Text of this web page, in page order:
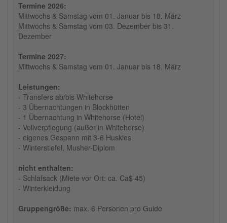
Termine 2026:
Mittwochs & Samstag vom 01. Januar bis 18. März
Mittwochs & Samstag vom 03. Dezember bis 31.
Dezember
Termine 2027:
Mittwochs & Samstag vom 01. Januar bis 18. März
Leistungen:
- Transfers ab/bis Whitehorse
- 3 Übernachtungen in Blockhütten
- 1 Übernachtung in Whitehorse (Hotel)
- Vollverpflegung (außer in Whitehorse)
- eigenes Gespann mit 3-6 Huskies
- Winterstiefel, Musher-Diplom
nicht enthalten:
- Schlafsack (Miete vor Ort: ca. Ca$ 45)
- Winterkleidung
Gruppengröße: max. 6 Personen pro Guide